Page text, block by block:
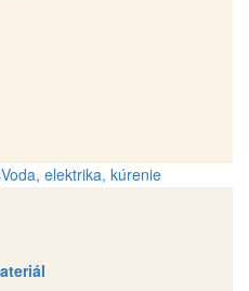
Voda, elektrika, kúrenie